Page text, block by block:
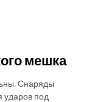
мешка
Снаряды
ударов под